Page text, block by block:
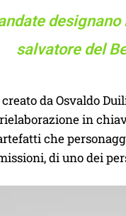
salvatore del
da Osvaldo
in
che
di uno dei